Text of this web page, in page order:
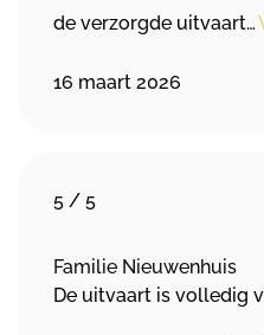
de verzorgde uitvaart…
16 maart 2026
5 / 5
Familie Nieuwenhuis
De uitvaart is volledig